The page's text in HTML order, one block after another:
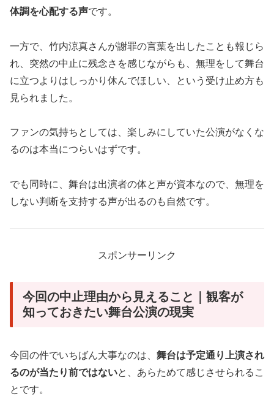
体調を心配する声です。
一方で、竹内涼真さんが謝罪の言葉を出したことも報じら
れ、突然の中止に残念さを感じながらも、無理をして舞台
に立つよりはしっかり休んでほしい、という受け止め方も
見られました。
ファンの気持ちとしては、楽しみにしていた公演がなくな
るのは本当につらいはずです。
でも同時に、舞台は出演者の体と声が資本なので、無理を
しない判断を支持する声が出るのも自然です。
スポンサーリンク
今回の中止理由から見えること｜観客が
知っておきたい舞台公演の現実
今回の件でいちばん大事なのは、 舞台は予定通り上演され
るのが当たり前ではないと、あらためて感じさせられるこ
とです。